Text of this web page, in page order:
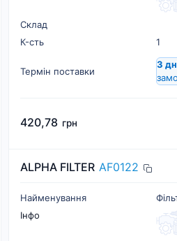
Склад
К-cть
1
Термін поставки
3
420,78 грн
ALPHA FILTER AF0122
Найменування
Інфо